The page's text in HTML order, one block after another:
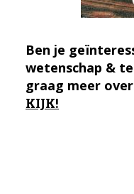
Ben je
wetenschap &
graag meer
KIJK!